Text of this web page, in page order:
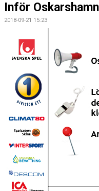
TRUPPEN
BILDGALLERI
ÅRETS TORNARE
Inför
2018-09-21 15:23